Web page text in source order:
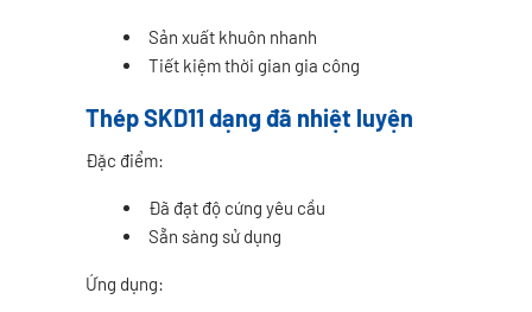
Sản xuất khuôn nhanh
Tiết kiệm thời gian gia công
Thép SKD11 dạng đã nhiệt luyện
Đặc điểm:
Đã đạt độ cứng yêu cầu
Sẵn sàng sử dụng
Ứng dụng: